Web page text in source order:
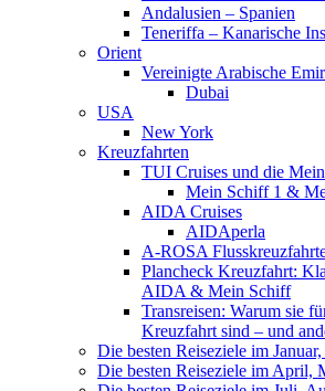
Andalusien – Spanien
Teneriffa – Kanarische
Orient
Vereinigte Arabische
Dubai
USA
New York
Kreuzfahrten
TUI Cruises und die
Mein Schiff 1 &
AIDA Cruises
AIDAperla
A-ROSA
Plancheck Kreuzfahrt:
AIDA & Mein Schiff
Transreisen: Warum sie
Kreuzfahrt sind – und
Die besten Reiseziele im
Die besten Reiseziele im April,